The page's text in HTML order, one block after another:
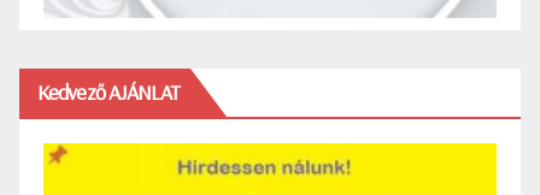
Kedvező AJÁNLAT